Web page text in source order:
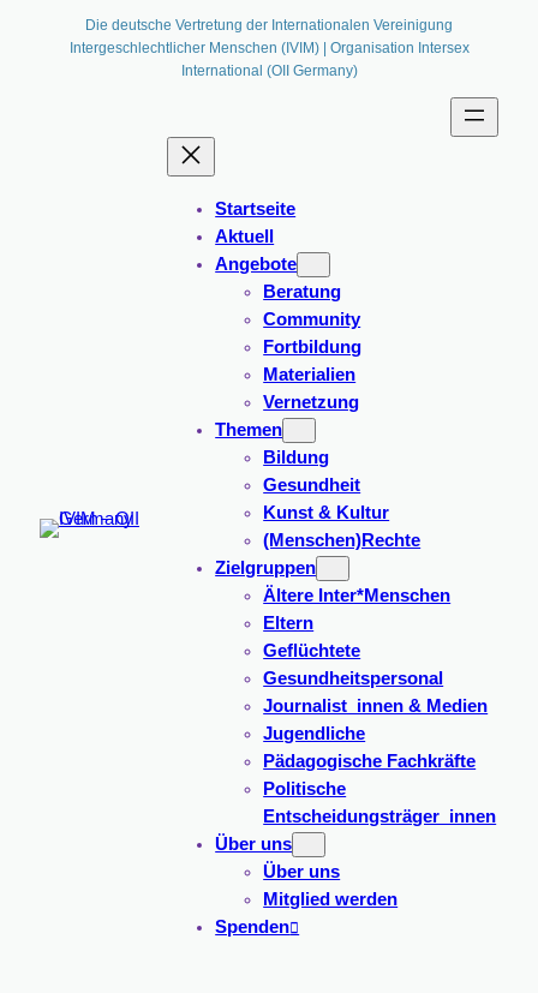
Die deutsche Vertretung der Internationalen Vereinigung
Intergeschlechtlicher Menschen (IVIM) | Organisation Intersex
International (OII Germany)
Startseite
Aktuell
Angebote
Beratung
Community
Fortbildung
Materialien
Vernetzung
Themen
Bildung
Gesundheit
Kunst & Kultur
(Menschen)Rechte
Zielgruppen
Ältere Inter*Menschen
Eltern
Geflüchtete
Gesundheitspersonal
Journalist_innen & Medien
Jugendliche
Pädagogische Fachkräfte
Politische
Entscheidungsträger_innen
Über uns
Über uns
Mitglied werden
Spenden